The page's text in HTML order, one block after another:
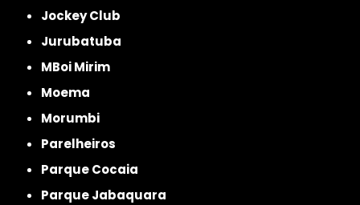
Jockey Club
Jurubatuba
MBoi Mirim
Moema
Morumbi
Parelheiros
Parque Cocaia
Parque Jabaquara